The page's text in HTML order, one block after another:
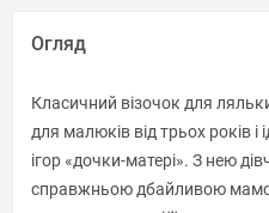
Огляд
Класичний візочок для
для малюків від трьох років і
ігор «дочки-матері». З нею
справжньою дбайливою